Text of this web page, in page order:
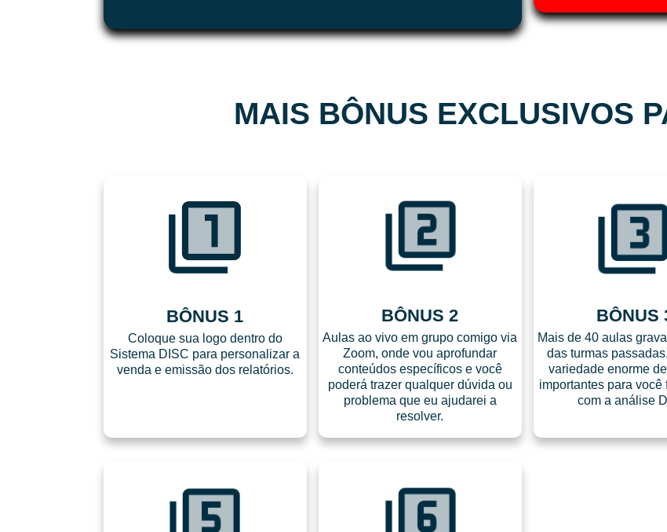
MAIS BÔNUS EXCLUSIVOS
BÔNUS 1
Coloque sua logo dentro do
Sistema DISC para personalizar a
venda e emissão dos relatórios.
BÔNUS 2
Aulas ao vivo em grupo comigo via
Zoom, onde vou aprofundar
conteúdos específicos e você
poderá trazer qualquer dúvida ou
problema que eu ajudarei a
resolver.
BÔNUS
Mais de 40 aulas
das turmas
variedade enorme
importantes para você
com a análise